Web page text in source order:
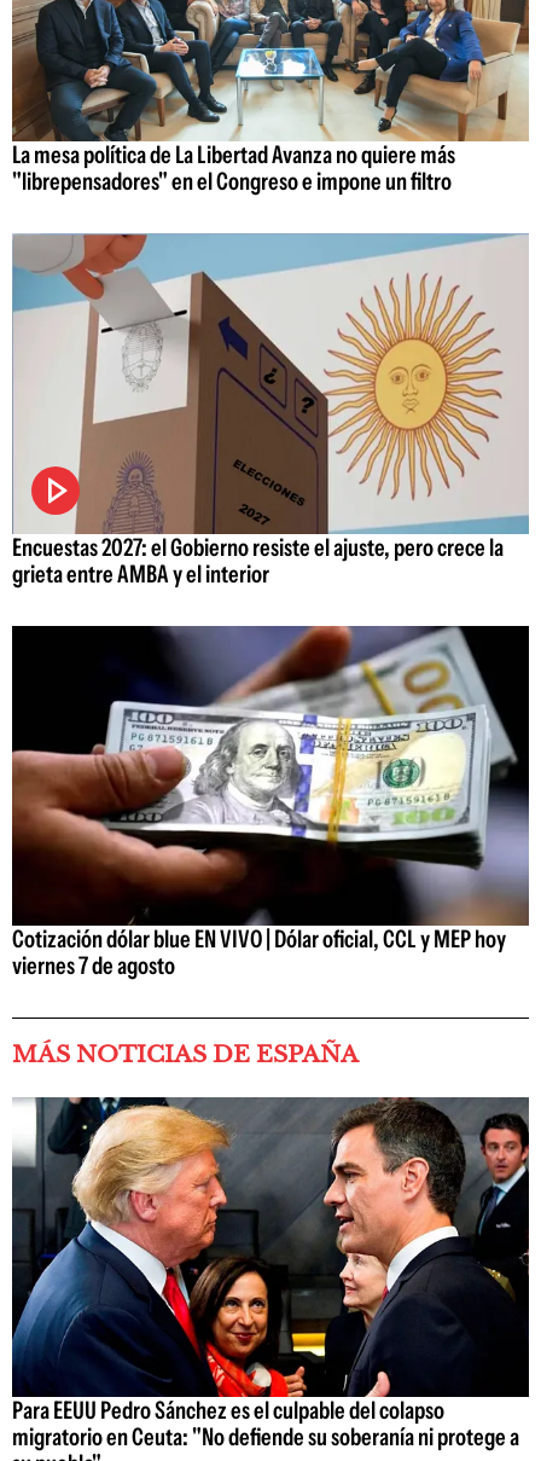
La mesa política de La Libertad Avanza no quiere más
"librepensadores" en el Congreso e impone un filtro
Encuestas 2027: el Gobierno resiste el ajuste, pero crece la
grieta entre AMBA y el interior
Cotización dólar blue EN VIVO | Dólar oficial, CCL y MEP hoy
viernes 7 de agosto
MÁS NOTICIAS DE ESPAÑA
Para EEUU Pedro Sánchez es el culpable del colapso
migratorio en Ceuta: "No defiende su soberanía ni protege a